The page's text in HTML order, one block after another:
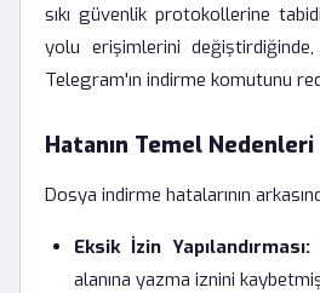
sıkı güvenlik protokollerine
yolu erişimlerini
Telegram'ın indirme komutunu
Hatanın Temel Nedenleri
Dosya indirme hatalarının
Eksik İzin Yapılandırması:
alanına yazma iznini